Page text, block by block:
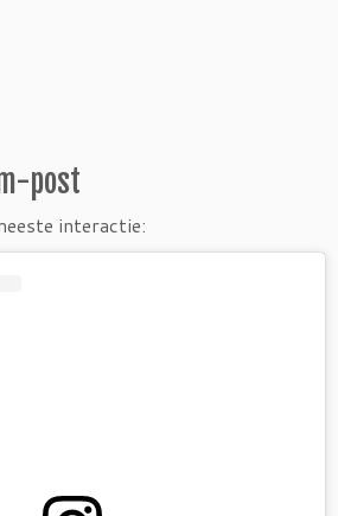
post
interactie: